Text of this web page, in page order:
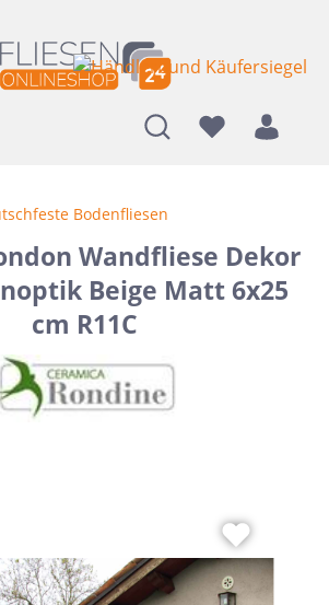
Bodenfliesen
Wandfliese Dekor
Beige Matt 6x25
cm R11C